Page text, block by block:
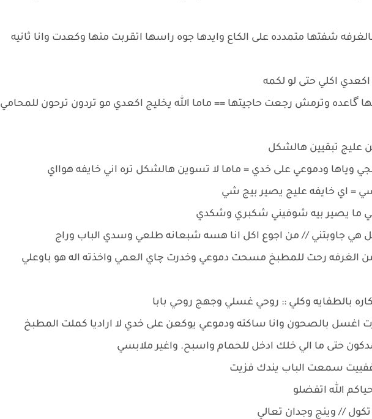
شفتها متمدده على الكاع وايدها جوه راسها اتقربت منها وكعدت وانا ثانيه
اكلي حتى لو لكمه
گاعده وترمش رجعت حاجيتها == ماما الله يخليج اكعدي مو تردون ترحون للمحامي
عليج تبقيين هالشكل
وياها ودموعي على خدي = ماما لا تسوين هالشكل تره اني خايفه هوااي
= اي خايفه عليج يصير بيج شي
ما يصير بيه شوفيني شكبري وشكدي
هي جاوبتني // من اجوع اكل انا هسه شبعانه طلعي وسدي الباب وراج
الغرفه رحت للمطبخ مسحت دموعي وخدرت چاي العمي واخذته اله هو باوعلي
بالطفايه وكلي :: روحي غسلي وجهج روحي بابا
بالصحون وانا ساكته ودموعي يوكعن على خدي لا اراديا كملت المطبخ
حتى ما الي خلك ادخل للحمام واسبح. واغير ملابسي
غفييت سمعت الباب يندك فزيت
الله اتفضلو
// وينج وجدان تعالي